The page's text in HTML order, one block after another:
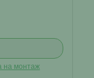
на монтаж